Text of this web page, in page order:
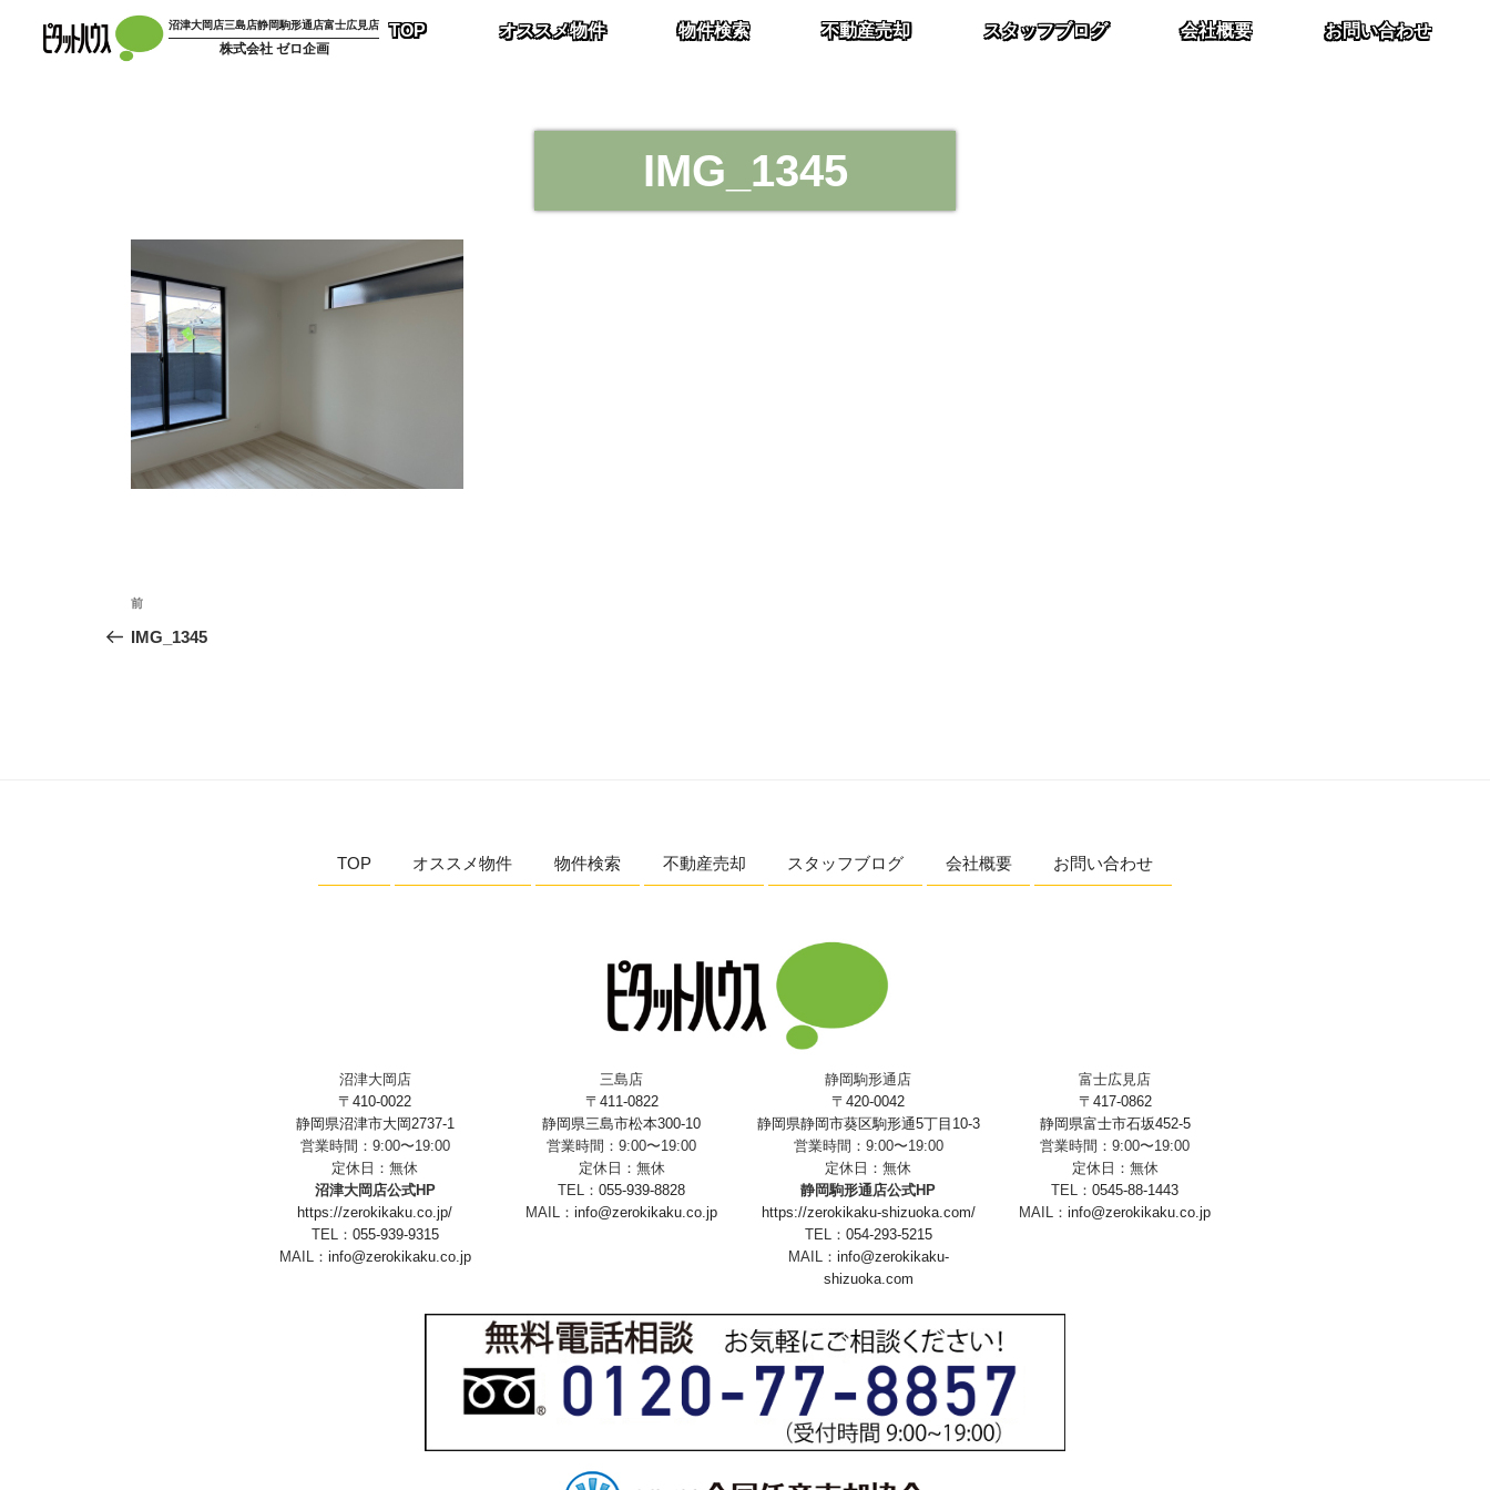
沼津大岡店三島店静岡駒形通店富士広見店
株式会社 ゼロ企画
TOP オススメ物件 物件検索 不動産売却 スタッフブログ 会社概要 お問い合わせ
IMG_1345
投
稿
前
の
前
IMG_1345
TOP オススメ物件 物件検索 不動産売却 スタッフブログ 会社概要 お問い合わせ
沼津大岡店
〒410-0022
静岡県沼津市大岡2737-1
営業時間：9:00〜19:00
定休日：無休
沼津大岡店公式HP
https://zerokikaku.co.jp/
TEL： 055-939-9315
MAIL： info@zerokikaku.co.jp
三島店
〒411-0822
静岡県三島市松本300-10
営業時間：9:00〜19:00
定休日：無休
TEL：055-939-8828
MAIL：info@zerokikaku.co.jp
静岡駒形通店
〒420-0042
静岡県静岡市葵区駒形通5丁目10-3
営業時間：9:00〜19:00
定休日：無休
静岡駒形通店公式HP
https://zerokikaku-shizuoka.com/
TEL： 054-293-5215
MAIL： info@zerokikaku-
shizuoka.com
富士広見店
〒417-0862
静岡県富士市石坂452-5
営業時間：9:00〜19:00
定休日：無休
TEL：0545-88-1443
MAIL：info@zerokikaku.co.jp